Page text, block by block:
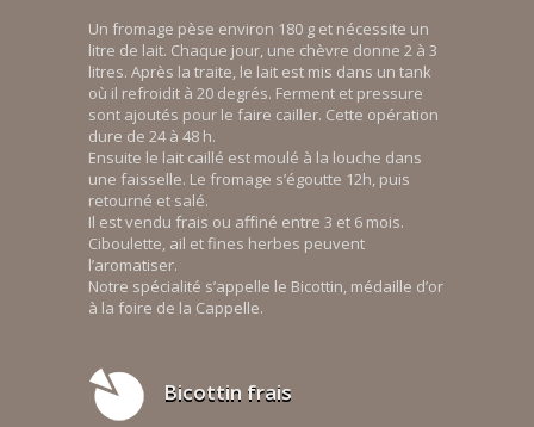
Un fromage pèse environ 180 g et nécessite un
litre de lait. Chaque jour, une chèvre donne 2 à 3
litres. Après la traite, le lait est mis dans un tank
où il refroidit à 20 degrés. Ferment et pressure
sont ajoutés pour le faire cailler. Cette opération
dure de 24 à 48 h.
Ensuite le lait caillé est moulé à la louche dans
une faisselle. Le fromage s’égoutte 12h, puis
retourné et salé.
Il est vendu frais ou affiné entre 3 et 6 mois.
Ciboulette, ail et fines herbes peuvent
l’aromatiser.
Notre spécialité s’appelle le Bicottin, médaille d’or
à la foire de la Cappelle.
Bicottin frais